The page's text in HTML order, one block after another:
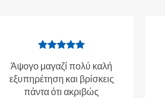
Άψογο μαγαζί πολύ καλή
εξυπηρέτηση και βρίσκεις
πάντα ότι ακριβώς